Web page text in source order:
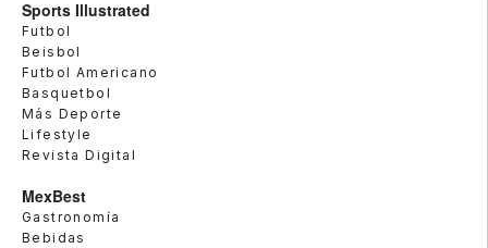
Sports Illustrated
Futbol
Beisbol
Futbol Americano
Basquetbol
Más Deporte
Lifestyle
Revista Digital
MexBest
Gastronomía
Bebidas